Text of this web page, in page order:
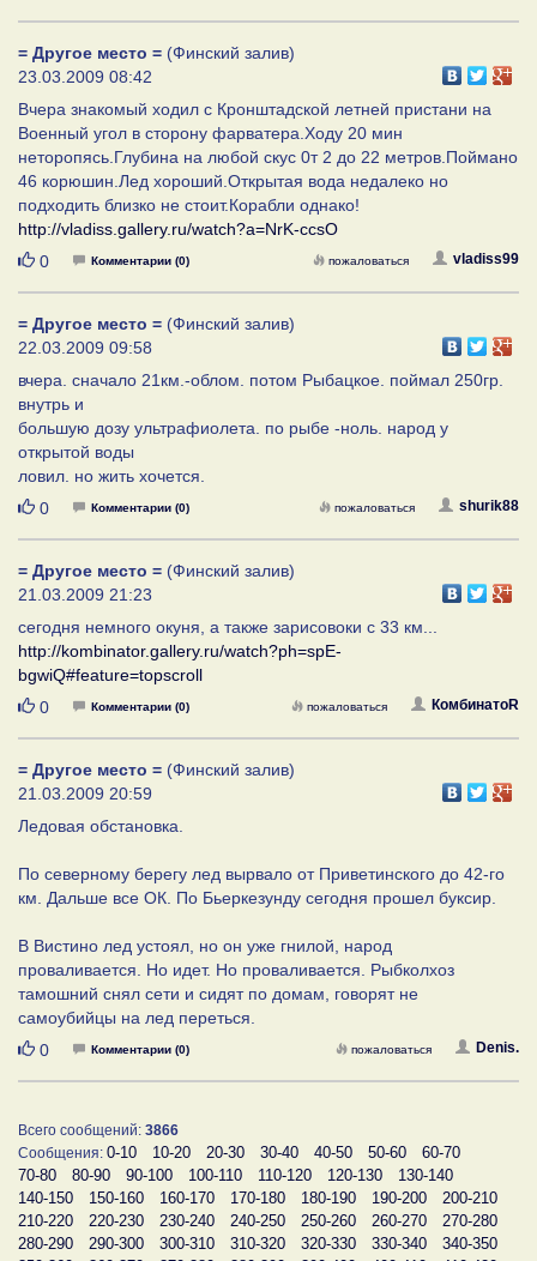
= Другое место = (Финский залив)
23.03.2009 08:42
Вчера знакомый ходил с Кронштадской летней пристани на
Военный угол в сторону фарватера.Ходу 20 мин
неторопясь.Глубина на любой скус 0т 2 до 22 метров.Поймано
46 корюшин.Лед хороший.Открытая вода недалеко но
подходить близко не стоит.Корабли однако!
http://vladiss.gallery.ru/watch?a=NrK-ccsO
Нравится
0 Комментарии (0) vladiss99
пожаловаться
= Другое место = (Финский залив)
22.03.2009 09:58
вчера. сначало 21км.-облом. потом Рыбацкое. поймал 250гр.
внутрь и
большую дозу ультрафиолета. по рыбе -ноль. народ у
открытой воды
ловил. но жить хочется.
Нравится
0 Комментарии (0) shurik88
пожаловаться
= Другое место = (Финский залив)
21.03.2009 21:23
сегодня немного окуня, а также зарисовоки с 33 км...
http://kombinator.gallery.ru/watch?ph=spE-
bgwiQ#feature=topscroll
Нравится
0 Комментарии (0) КомбинатоR
пожаловаться
= Другое место = (Финский залив)
21.03.2009 20:59
Ледовая обстановка.
По северному берегу лед вырвало от Приветинского до 42-го
км. Дальше все ОК. По Бьеркезунду сегодня прошел буксир.
В Вистино лед устоял, но он уже гнилой, народ
проваливается. Но идет. Но проваливается. Рыбколхоз
тамошний снял сети и сидят по домам, говорят не
самоубийцы на лед переться.
Нравится
0 Комментарии (0) Denis.
пожаловаться
Всего сообщений: 3866
Сообщения: 0-10 10-20 20-30 30-40 40-50 50-60
60-70
70-80
80-90 90-100 100-110 110-120 120-130
130-140
140-150
150-160 160-170 170-180 180-190 190-200
200-210
210-220
220-230 230-240 240-250 250-260 260-270
270-280
280-290
290-300 300-310 310-320 320-330 330-340
340-350